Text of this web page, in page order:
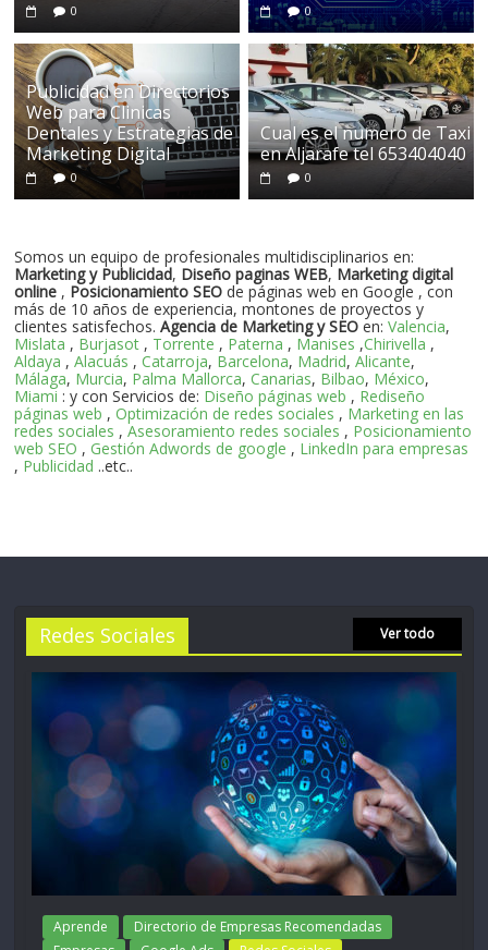
0 0
Publicidad en Directorios
Web para Clinicas
Dentales y Estrategias de
Marketing Digital
0
Cual es el numero de Taxi
en Aljarafe tel 653404040
0
Somos un equipo de profesionales multidisciplinarios en:
Marketing y Publicidad, Diseño paginas WEB, Marketing digital
online , Posicionamiento SEO de páginas web en Google , con
más de 10 años de experiencia, montones de proyectos y
clientes satisfechos.Agencia de Marketing y SEO en:Valencia,
Mislata , Burjasot , Torrente , Paterna , Manises ,Chirivella ,
Aldaya ,Alacuás ,Catarroja, Barcelona, Madrid,Alicante,
Málaga, Murcia, Palma Mallorca,Canarias, Bilbao, México,
Miami : y con Servicios de: Diseño páginas web , Rediseño
páginas web ,Optimización de redes sociales , Marketing en las
redes sociales ,Asesoramiento redes sociales , Posicionamiento
web SEO , Gestión Adwords de google , LinkedIn para empresas
, Publicidad ..etc..
Redes Sociales Ver todo
Aprende
Directorio de Empresas Recomendadas